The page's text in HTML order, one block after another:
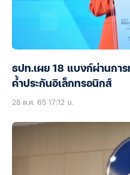
ธปท.เผย 18 แบงก์ผ่านกา
ค้ำประกันอิเล็กทรอนิกส์
28 ต.ค. 65 17:12 น.